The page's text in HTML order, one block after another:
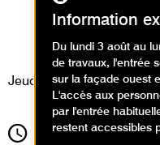
Jeudi 23 janvier 2014
19h15Durée2h00
Information
Du lundi 3 août au
de travaux, l'entrée
sur la façade ouest
L'accès aux
par l'entrée
restent accessibles